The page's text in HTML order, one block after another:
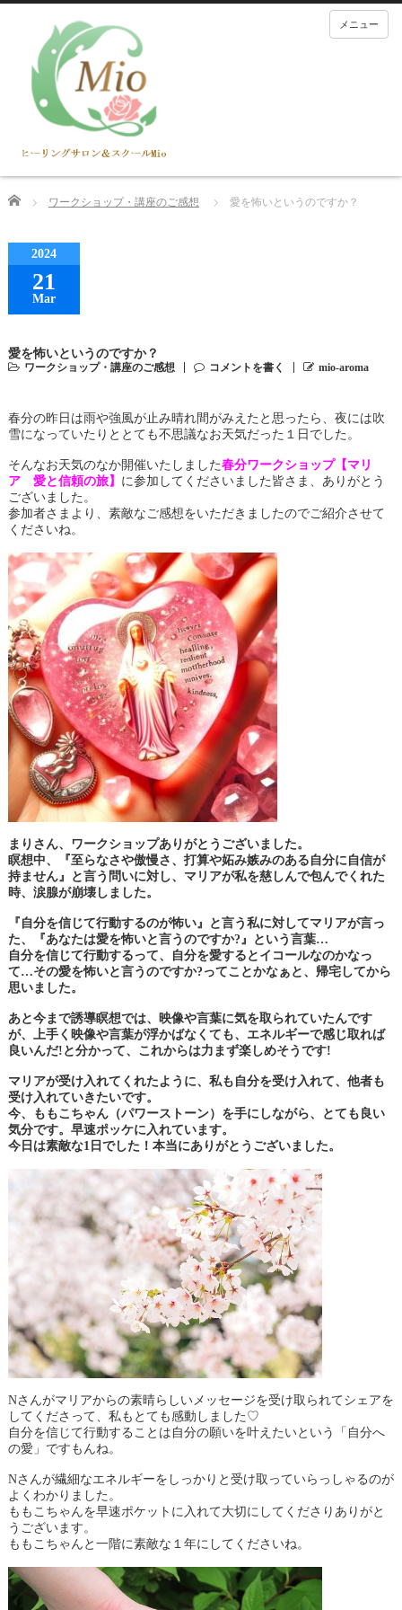
メニュー
Home ワークショップ・講座のご感想 愛を怖いというのですか？
2024
21
Mar
愛を怖いというのですか？
ワークショップ・講座のご感想 コメントを書く mio-aroma
春分の昨日は雨や強風が止み晴れ間がみえたと思ったら、夜には吹
雪になっていたりととても不思議なお天気だった１日でした。
そんなお天気のなか開催いたしました春分ワークショップ【マリ
ア 愛と信頼の旅】 に参加してくださいました皆さま、ありがとう
ございました。
参加者さまより、素敵なご感想をいただきましたのでご紹介させて
くださいね。
まりさん、ワークショップありがとうございました。
瞑想中、『至らなさや傲慢さ、打算や妬み嫉みのある自分に自信が
持ません』と言う問いに対し、マリアが私を慈しんで包んでくれた
時、涙腺が崩壊しました。
『自分を信じて行動するのが怖い』と言う私に対してマリアが言っ
た、『あなたは愛を怖いと言うのですか?』という言葉…
自分を信じて行動するって、自分を愛するとイコールなのかなっ
て…その愛を怖いと言うのですか?ってことかなぁと、帰宅してから
思いました。
あと今まで誘導瞑想では、映像や言葉に気を取られていたんです
が、上手く映像や言葉が浮かばなくても、エネルギーで感じ取れば
良いんだ!と分かって、これからは力まず楽しめそうです!
マリアが受け入れてくれたように、私も自分を受け入れて、他者も
受け入れていきたいです。
今、ももこちゃん（パワーストーン）を手にしながら、とても良い
気分です。早速ポッケに入れています。
今日は素敵な1日でした！本当にありがとうございました。
Nさんがマリアからの素晴らしいメッセージを受け取られてシェアを
してくださって、私もとても感動しました♡
自分を信じて行動することは自分の願いを叶えたいという「自分へ
の愛」ですもんね。
Nさんが繊細なエネルギーをしっかりと受け取っていらっしゃるのが
よくわかりました。
ももこちゃんを早速ポケットに入れて大切にしてくださりありがと
うございます。
ももこちゃんと一階に素敵な１年にしてくださいね。